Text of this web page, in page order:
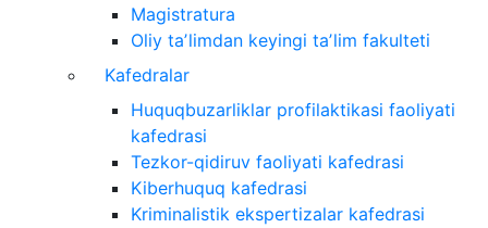
Magistratura
Oliy taʼlimdan keyingi taʼlim fakulteti
Kafedralar
Huquqbuzarliklar profilaktikasi faoliyati
kafedrasi
Tezkor-qidiruv faoliyati kafedrasi
Kiberhuquq kafedrasi
Kriminalistik ekspertizalar kafedrasi